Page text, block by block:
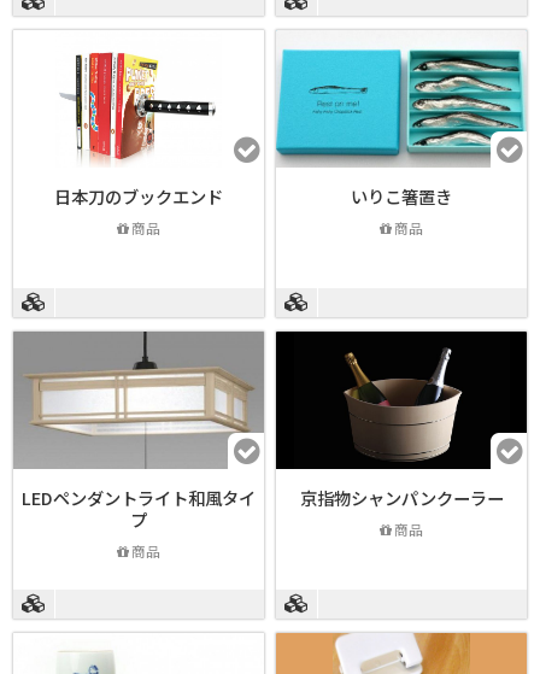
日本刀のブックエンド
商品
いりこ箸置き
商品
LEDペンダントライト和風タイ
プ
商品
京指物シャンパンクーラー
商品